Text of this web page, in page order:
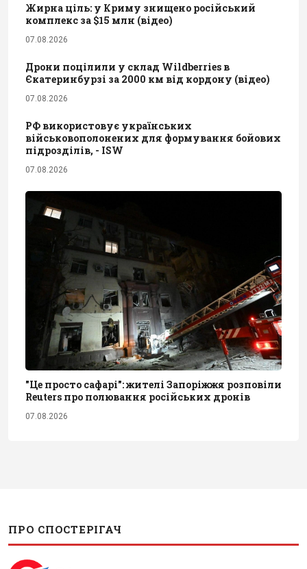
Жирна ціль: у Криму знищено російський
комплекс за $15 млн (відео)
07.08.2026
Дрони поцілили у склад Wildberries в
Єкатеринбурзі за 2000 км від кордону (відео)
07.08.2026
РФ використовує українських
військовополонених для формування бойових
підрозділів, - ISW
07.08.2026
"Це просто сафарі": жителі Запоріжжя розповіли
Reuters про полювання російських дронів
07.08.2026
ПРО СПОСТЕРІГАЧ